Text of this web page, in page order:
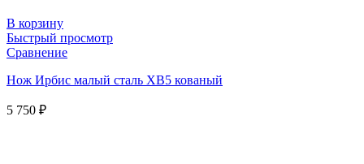
В корзину
Быстрый просмотр
Сравнение
Нож Ирбис малый сталь ХВ5 кованый
5 750 ₽